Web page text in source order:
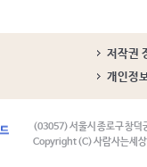
저작권
개인정
(03057) 서울시 종로구 창덕
Copyright (C) 사람사는세